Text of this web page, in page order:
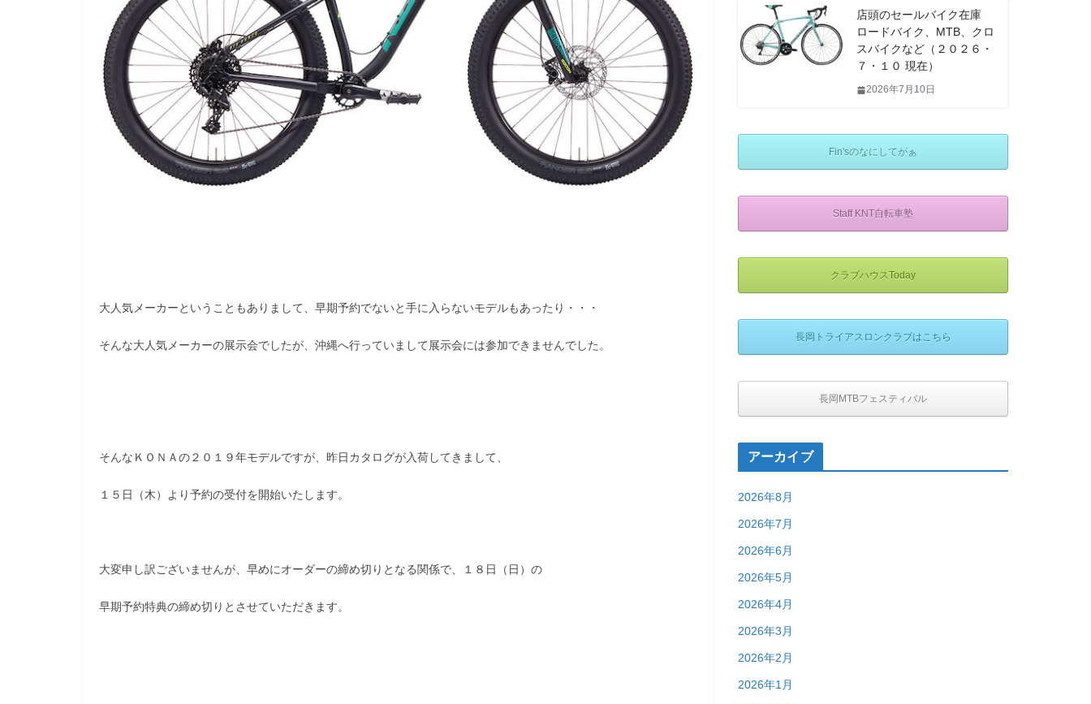
大人気メーカーということもありまして、早期予約でないと手に入らないモデルもあったり・・・
そんな大人気メーカーの展示会でしたが、沖縄へ行っていまして展示会には参加できませんでした。
そんなＫＯＮＡの２０１９年モデルですが、昨日カタログが入荷してきまして、
１５日（木）より予約の受付を開始いたします。
大変申し訳ございませんが、早めにオーダーの締め切りとなる関係で、１８日（日）の
早期予約特典の締め切りとさせていただきます。
店頭のセールバイク在庫
ロードバイク、MTB、クロ
スバイクなど（２０２６・
７・１０ 現在）
2026年7月10日
Fin'sのなにしてがぁ
Staff KNT自転車塾
クラブハウスToday
長岡トライアスロンクラブはこちら
長岡MTBフェスティバル
アーカイブ
2026年8月
2026年7月
2026年6月
2026年5月
2026年4月
2026年3月
2026年2月
2026年1月